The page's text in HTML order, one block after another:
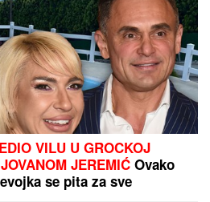
PRATIO TINEJŽERKU (16)
KROZ PRODAVNICU, A
ONDA JE NAPASTVOVAO!
Uhapšen Azerbejdžanac
(59) u Kotoru!